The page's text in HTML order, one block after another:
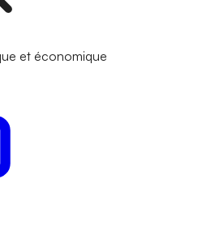
et économique